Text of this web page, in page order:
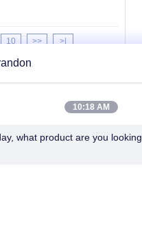
10 >> >|
10:18 AM
what product are you looking